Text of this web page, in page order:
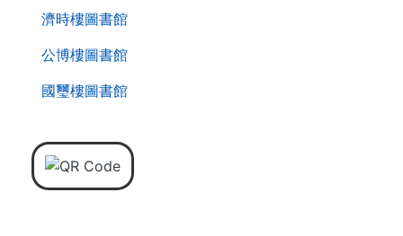
第
二
層
覽
濟時樓圖書館
公博樓圖書館
國璽樓圖書館